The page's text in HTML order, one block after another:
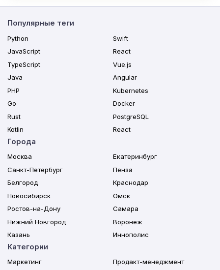
Популярные теги
Python
JavaScript
TypeScript
Java
PHP
Go
Rust
Kotlin
Swift
React
Vue.js
Angular
Kubernetes
Docker
PostgreSQL
React
Города
Москва
Санкт-Петербург
Белгород
Новосибирск
Ростов-на-Дону
Нижний Новгород
Казань
Екатеринбург
Пенза
Краснодар
Омск
Самара
Воронеж
Иннополис
Категории
Маркетинг
Продакт-менеджмент